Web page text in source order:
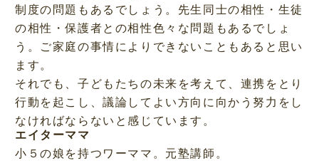
制度の問題もあるでしょう。先生同士の相性・生徒
の相性・保護者との相性色々な問題もあるでしょ
う。ご家庭の事情によりできないこともあると思い
ます。
それでも、子どもたちの未来を考えて、連携をとり
行動を起こし、議論してよい方向に向かう努力をし
なければならないと感じています。
エイターママ
小５の娘を持つワーママ。元塾講師。